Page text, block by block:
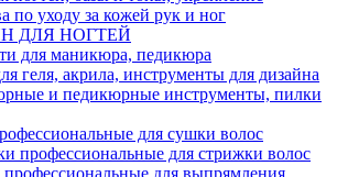
по уходу за кожей рук и ног
ДЛЯ НОГТЕЙ
для маникюра, педикюра
геля, акрила, инструменты для дизайна
и педикюрные инструменты, пилки
для сушки волос
профессиональные для стрижки волос
для выпрямления